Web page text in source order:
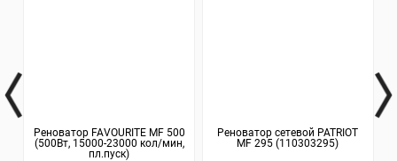
Реноватор FAVOURITE MF 500
(500Вт, 15000-23000 кол/мин,
пл.пуск)
Реноватор сетевой PATRIOT
MF 295 (110303295)